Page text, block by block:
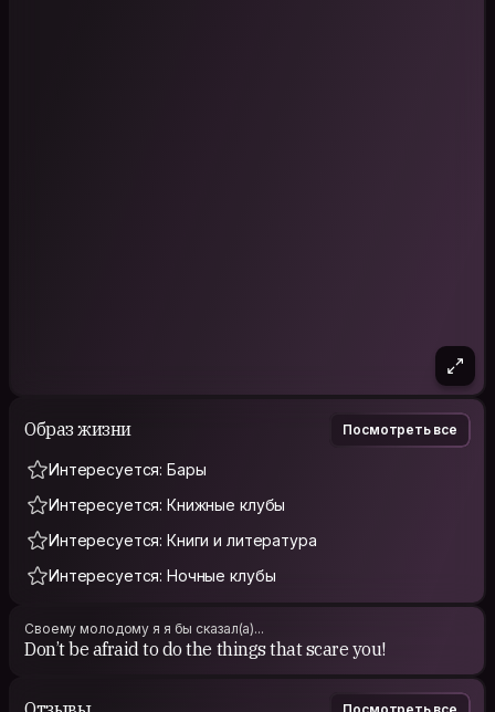
Образ жизни Посмотреть все
Интересуется: Бары
Интересуется: Книжные клубы
Интересуется: Книги и литература
Интересуется: Ночные клубы
Своему молодому я я бы сказал(а)...
Don’t be afraid to do the things that scare you!